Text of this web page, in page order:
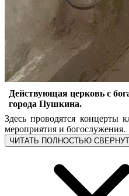
Действующая церковь с
города Пушкина.
Здесь проводятся концерты
мероприятия и богослужения.
ЧИТАТЬ ПОЛНОСТЬЮ